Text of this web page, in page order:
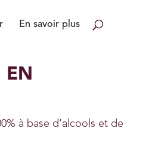
En savoir plus
EN
à base d’alcools et de